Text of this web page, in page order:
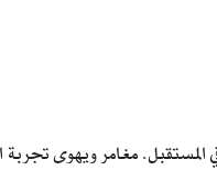
مغامر ويهوى